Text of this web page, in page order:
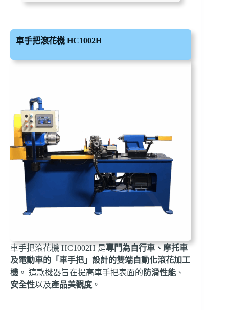
車手把滾花機 HC1002H
車手把滾花機 HC1002H 是專門為自行車、摩托車
及電動車的「車手把」設計的雙端自動化滾花加工
機 。 這款機器旨在提高車手把表面的 防滑性能 、
安全性以及產品美觀度 。